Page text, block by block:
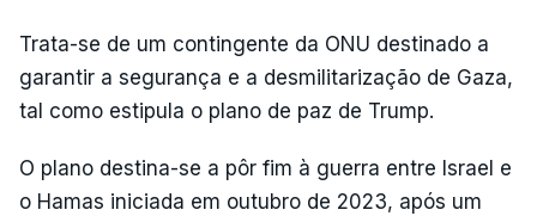
Trata-se de um contingente da ONU destinado a
garantir a segurança e a desmilitarização de Gaza,
tal como estipula o plano de paz de Trump.
O plano destina-se a pôr fim à guerra entre Israel e
o Hamas iniciada em outubro de 2023, após um